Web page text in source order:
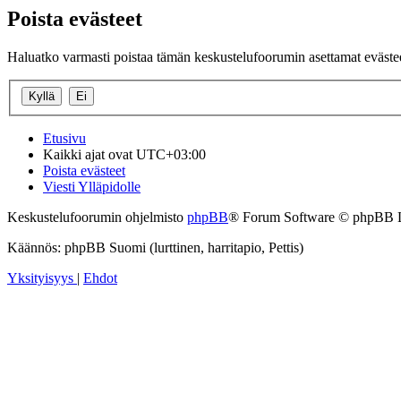
Poista evästeet
Haluatko varmasti poistaa tämän keskustelufoorumin asettamat
Etusivu
Kaikki ajat ovat UTC+03:00
Poista evästeet
Viesti Ylläpidolle
Keskustelufoorumin ohjelmisto phpBB® Forum Software © phpBB
Käännös: phpBB Suomi (lurttinen, harritapio, Pettis)
Yksityisyys | Ehdot